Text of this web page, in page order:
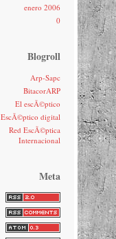
enero 2006
0
Blogroll
Arp-Sapc
BitacorARP
El escÃ©ptico
EscÃ©ptico digital
Red EscÃ©ptica
Internacional
Meta